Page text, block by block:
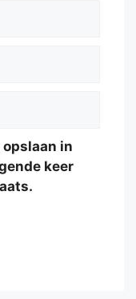
in
keer